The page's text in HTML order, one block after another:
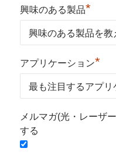
興味のある製品*
アプリケーション*
メルマガ(光・レーザ
する